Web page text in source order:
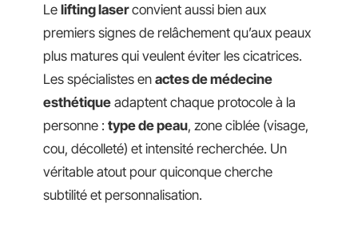
Le lifting laserconvient aussi bien aux
premiers signes de relâchement qu’aux peaux
plus matures qui veulent éviter les cicatrices.
Les spécialistes en actes de médecine
esthétique adaptent chaque protocole à la
personne : type de peau, zone ciblée (visage,
cou, décolleté) et intensité recherchée. Un
véritable atout pour quiconque cherche
subtilité et personnalisation.